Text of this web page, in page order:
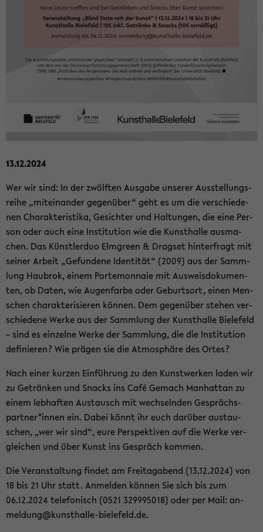
13.12.2024
Wer wir sind: In der zwölf­ten Aus­ga­be un­se­rer Aus­stel­lungs­
rei­he „mit­ein­an­der ge­gen­über“ geht es um die ver­schie­de­
nen Cha­rak­te­ris­ti­ka, Ge­sich­ter und Hal­tun­gen, die eine Per­
son oder auch eine In­sti­tu­ti­on wie die Kunst­hal­le aus­ma­
chen. Das Künst­ler­duo Elm­green & Drags­et hin­ter­fragt mit
sei­ner Ar­beit „Ge­fun­de­ne Iden­ti­tät“ (2009) aus der Samm­
lung Hau­brok, einem Porte­mon­naie mit Aus­weis­do­ku­men­
ten, ob Daten, wie Au­gen­far­be oder Ge­burts­ort, einen Men­
schen cha­rak­te­ri­sie­ren kön­nen. Dem ge­gen­über ste­hen ver­
schie­de­ne Werke aus der Samm­lung der Kunst­hal­le Bie­le­feld
– sind es ein­zel­ne Werke der Samm­lung, die die In­sti­tu­ti­on
de­fi­nie­ren? Wie prä­gen sie die At­mo­sphä­re des Ortes?
Nach einer kur­zen Ein­füh­rung zu den Kunst­wer­ken laden wir
zu Ge­trän­ken und Snacks ins Café Ge­mach Man­hat­tan zu
einem leb­haf­ten Aus­tausch mit wech­seln­den Ge­sprächs­
part­ner*innen ein. Dabei könnt ihr euch dar­über aus­tau­
schen, „wer wir sind“, eure Per­spek­ti­ven auf die Werke ver­
glei­chen und über Kunst ins Ge­spräch kom­men.
Die Ver­an­stal­tung fin­det am Frei­tag­abend (13.12.2024) von
18 bis 21 Uhr statt. An­mel­den kön­nen Sie sich bis zum
06.12.2024 te­le­fo­nisch (0521 329995018) oder per Mail: an­
mel­dung@kunsthalle-​bielefeld.de.